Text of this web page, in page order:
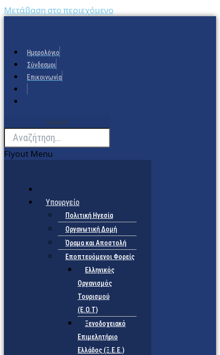
Μετάβαση στο περιεχόμενο
Ημερολόγιο
Σύνδεσμοι
Επικοινωνία
Search
Flyout Menu
Υπουργείο
Πολιτική Ηγεσία
Οργανωτική Δομή
Όραμα και Αποστολή
Εποπτευόμενοι Φορείς
Eλληνικός
Οργανισμός
Τουρισμού
(Ε.Ο.Τ)
Ξενοδοχειακό
Επιμελητήριο
Ελλάδος (Ξ.Ε.Ε.)